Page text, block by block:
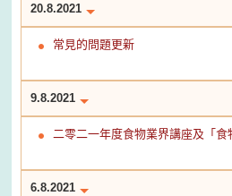
20.8.2021
常見的問題更新
9.8.2021
二零二一年度食物業界講座及「
6.8.2021